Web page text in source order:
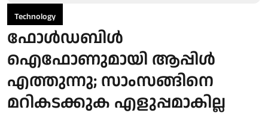
Technology
ഫോൾഡബിൾ
ഐഫോണുമായി ആപ്പിൾ
എത്തുന്നു; സാംസങ്ങിനെ
മറികടക്കുക എളുപ്പമാകില്ല